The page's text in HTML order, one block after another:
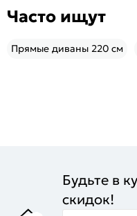
Часто ищут
Прямые диваны 220 см
Будьте в
скидок!